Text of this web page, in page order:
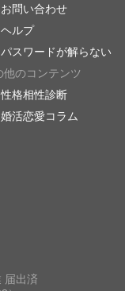
お問い合わせ
ヘルプ
パスワードが解らない
他のコンテンツ
性格相性診断
婚活恋愛コラム
届出済